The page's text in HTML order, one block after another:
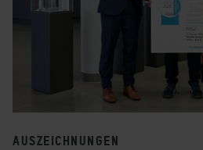
SERVICES FÜR HAUSBESITZER
AUSZEICHNUNGEN